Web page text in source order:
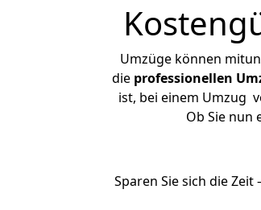
Umzüge können
die professionellen
ist, bei einem Umzug
Ob Sie nun
Sparen Sie sich die